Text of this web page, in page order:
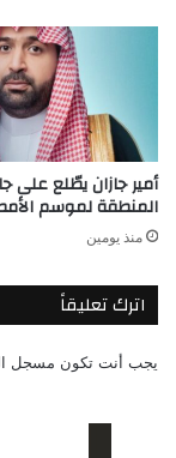
أمير جازان يطّلع على
المنطقة لموسم
منذ يومين
اترك تعليقاً
يجب أنت تكون مسجل